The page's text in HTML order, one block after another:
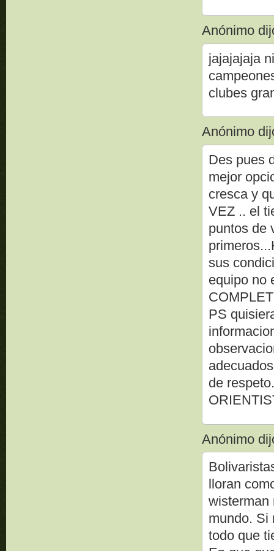
Anónimo
jajajajaja
clubes
Anónimo
Des pues
mejor
cresca y
VEZ .. el
puntos de
sus
equipo no
PS
de
Anónimo
lloran
wisterman
mundo. Si
todo que